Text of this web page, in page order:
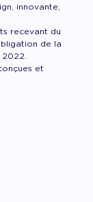
innovante,
recevant du
de la
2022.
et